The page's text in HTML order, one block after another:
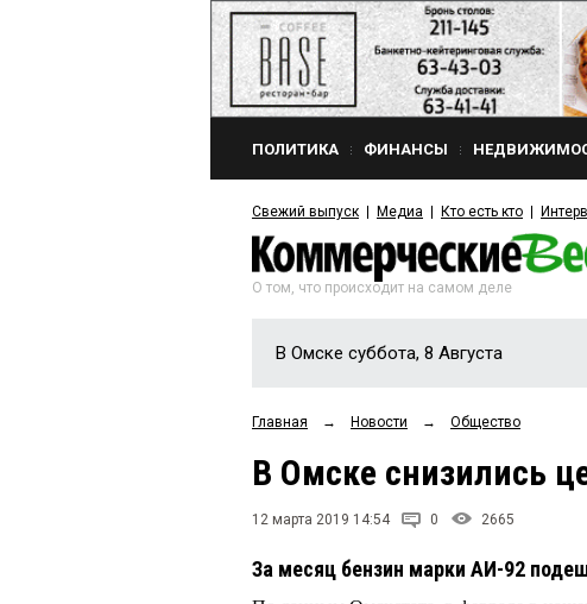
ПОЛИТИКА ФИНАНСЫ
Свежий выпуск Медиа Кто есть кто
О том, что происходит на самом деле
В Омске суббота, 8 Августа
Главная → Новости → Общество
В Омске снизились
12 марта 2019 14:54 0 2665
За месяц бензин марки АИ-92